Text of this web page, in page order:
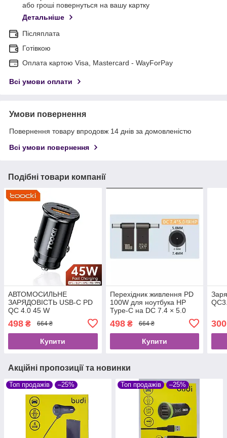
або гроші повернуться на вашу картку
Детальніше
Післяплата
Готівкою
Оплата картою Visa, Mastercard - WayForPay
Всі умови оплати
Умови повернення
Повернення товару впродовж 14 днів за домовленістю
Всі умови повернення
Подібні товари компанії
АВТОМОСИЛЬНЕ
ЗАРЯДОВІСТЬ USB-C PD
QC 4.0 45 W
АНОУТБУКОВ
498 ₴ 664 ₴
Купити
Перехідник живлення PD
100W для ноутбука HP
Type-C на DC 7.4 × 5.0
498₴ 664 ₴
Купити
300
Акційні пропозиції та новинки
Топ продажів –25% Топ продажів –25%